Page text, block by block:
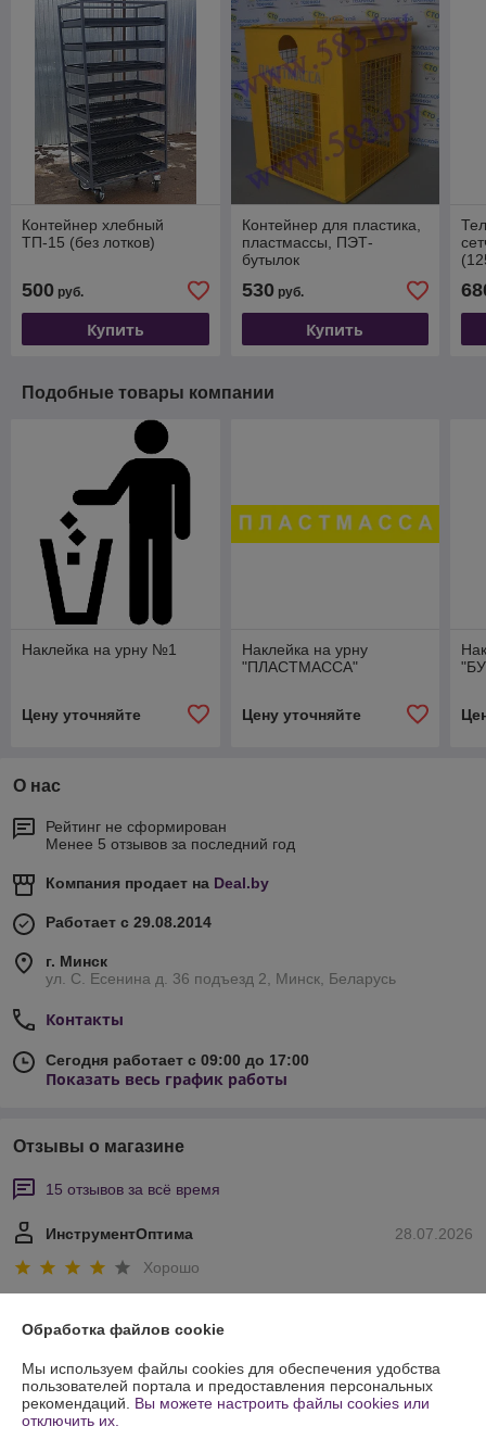
Контейнер хлебный
ТП-15 (без лотков)
500 руб.
Купить
Контейнер для пластика,
пластмассы, ПЭТ-
бутылок
530руб.
Купить
Подобные товары компании
Наклейка на урну №1
Цену уточняйте
Наклейка на урну
"ПЛАСТМАССА"
Цену уточняйте
О нас
Рейтинг не сформирован
Менее 5 отзывов за последний год
Компания продает на Deal.by
Работает с 29.08.2014
г. Минск
ул. С. Есенина д. 36 подъезд 2, Минск, Беларусь
Контакты
Сегодня работает с 09:00 до 17:00
Показать весь график работы
Отзывы о магазине
15 отзывов за всё время
28.07.2026
ИнструментОптима
Хорошо
23.07.2025
Покупатель
Отлично
Обработка файлов cookie
Мы используем файлы cookies для обеспечения удобства
пользователей портала и предоставления персональных
рекомендаций. Вы можете настроить файлы cookies или
отключить их.